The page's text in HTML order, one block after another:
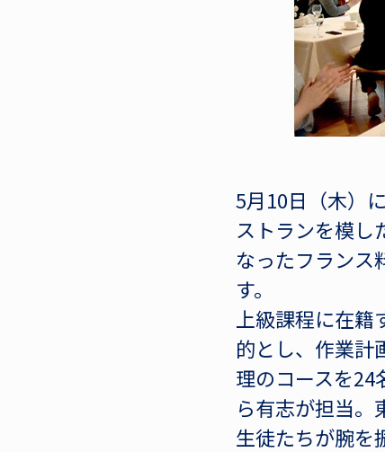
5月10日（木）
ストランを模し
なったフランス
す。
上級課程に在
的とし、作業計
理のコースを
ら有志が担当。
生徒たちが腕を